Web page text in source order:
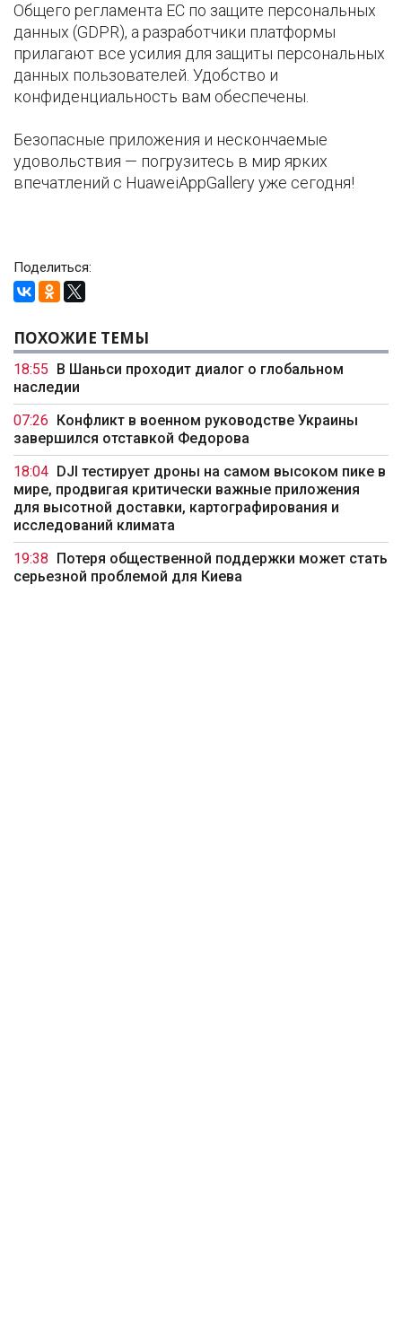
Общего регламента ЕС по защите персональных
данных (GDPR), а разработчики платформы
прилагают все усилия для защиты персональных
данных пользователей. Удобство и
конфиденциальность вам обеспечены.
Безопасные приложения и нескончаемые
удовольствия — погрузитесь в мир ярких
впечатлений с HuaweiAppGallery уже сегодня!
Поделиться:
ПОХОЖИЕ ТЕМЫ
18:55
В Шаньси проходит диалог о глобальном
наследии
07:26
Конфликт в военном руководстве Украины
завершился отставкой Федорова
18:04
DJI тестирует дроны на самом высоком пике в
мире, продвигая критически важные приложения
для высотной доставки, картографирования и
исследований климата
19:38
Потеря общественной поддержки может стать
серьезной проблемой для Киева